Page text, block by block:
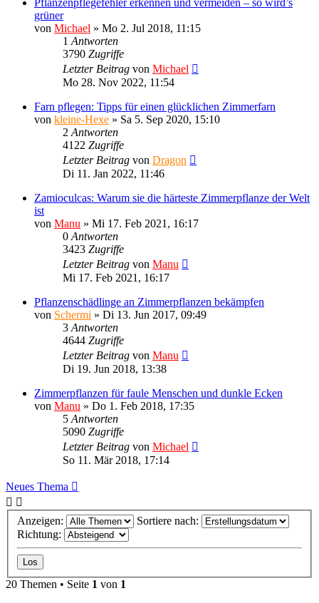
grüner
von Michael » Mo 2. Jul 2018, 11:15
1 Antworten
3790 Zugriffe
Letzter Beitrag von Michael
Mo 28. Nov 2022, 11:54
Farn pflegen: Tipps für einen glücklichen Zimmerfarn
von kleine-Hexe » Sa 5. Sep 2020, 15:10
2 Antworten
4122 Zugriffe
Letzter Beitrag von Dragon
Di 11. Jan 2022, 11:46
Zamioculcas: Warum sie die härteste Zimmerpflanze der Welt
ist
von Manu » Mi 17. Feb 2021, 16:17
0 Antworten
3423 Zugriffe
Letzter Beitrag von Manu
Mi 17. Feb 2021, 16:17
Pflanzenschädlinge an Zimmerpflanzen bekämpfen
von Schermi » Di 13. Jun 2017, 09:49
3 Antworten
4644 Zugriffe
Letzter Beitrag von Manu
Di 19. Jun 2018, 13:38
Zimmerpflanzen für faule Menschen und dunkle Ecken
von Manu » Do 1. Feb 2018, 17:35
5 Antworten
5090 Zugriffe
Letzter Beitrag von Michael
So 11. Mär 2018, 17:14
Neues Thema
Anzeigen:
Sortiere nach:
Richtung:
20 Themen • Seite 1 von 1